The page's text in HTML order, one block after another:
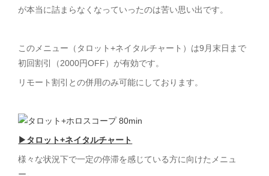
が本当に詰まらなくなっていったのは苦い思い出です。
このメニュー（タロット+ネイタルチャート）は9月末日まで
初回割引（2000円OFF）が有効です。
リモート割引との併用のみ可能にしております。
▶︎タロット+ネイタルチャート
様々な状況下で一定の停滞を感じている方に向けたメニュ